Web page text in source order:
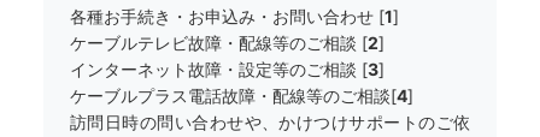
各種お手続き・お申込み・お問い合わせ [1]
ケーブルテレビ故障・配線等のご相談 [2]
インターネット故障・設定等のご相談 [3]
ケーブルプラス電話故障・配線等のご相談[4]
訪問日時の問い合わせや、かけつけサポートのご依